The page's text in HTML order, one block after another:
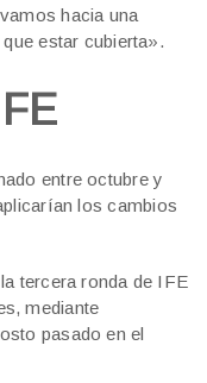
hacia una
estar cubierta».
entre octubre y
los cambios
tercera ronda de IFE
mediante
pasado en el